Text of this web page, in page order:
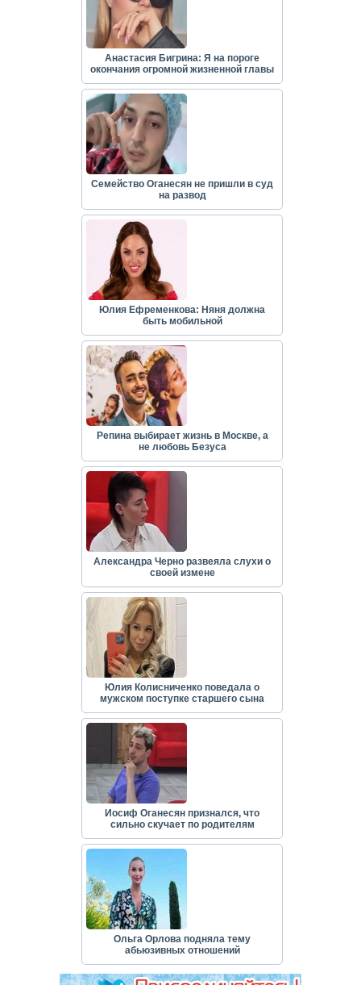
Анастасия Бигрина: Я на пороге
окончания огромной жизненной главы
Семейство Оганесян не пришли в суд
на развод
Юлия Ефременкова: Няня должна
быть мобильной
Репина выбирает жизнь в Москве, а
не любовь Безуса
Александра Черно развеяла слухи о
своей измене
Юлия Колисниченко поведала о
мужском поступке старшего сына
Иосиф Оганесян признался, что
сильно скучает по родителям
Ольга Орлова подняла тему
абьюзивных отношений